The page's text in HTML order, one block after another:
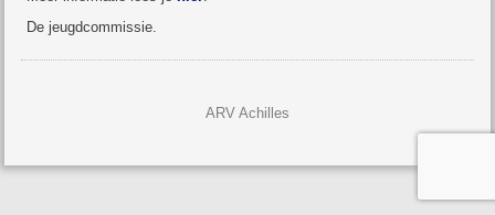
De jeugdcommissie.
ARV Achilles